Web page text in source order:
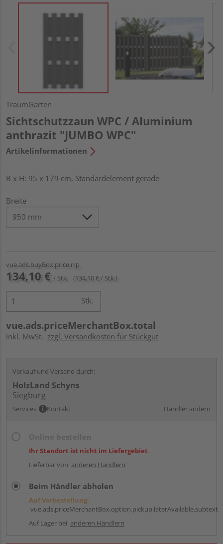
TraumGarten
Sichtschutzzaun WPC / Aluminium
anthrazit "JUMBO WPC"
Artikelinformationen
B x H: 95 x 179 cm, Standardelement gerade
Breite
vue.ads.buyBox.price.rrp
134,10 € / Stk. (134,10 € / Stk.)
Stk.
vue.ads.priceMerchantBox.total
inkl. MwSt. zzgl. Versandkosten für Stückgut
Verkauf und Versand durch:
HolzLand Schyns
Siegburg
Services Kontakt Händler ändern
Ihr Standort ist nicht im Liefergebiet
Lieferbar von anderen Händlern
Beim Händler abholen
Auf Vorbestellung:
vue.ads.priceMerchantBox.option.pickup.laterAvailable.subtext
Auf Lager bei anderen Händlern